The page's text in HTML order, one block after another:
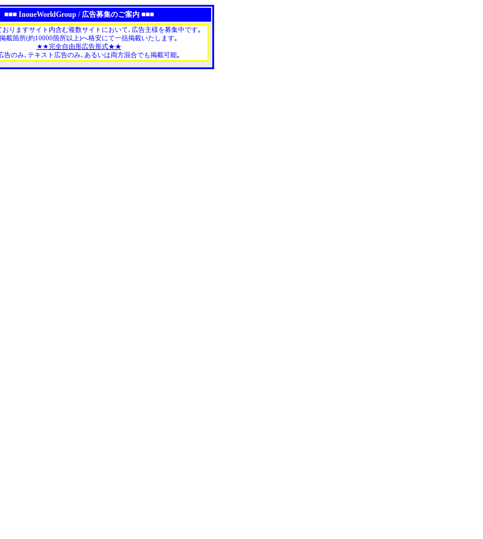
■■■ InoueWorldGroup / 広告募集のご案内 ■■■
おりますサイト内含む複数サイトにおいて､広告主様を募集中です｡
載箇所(約10000箇所以上)へ格安にて一括掲載いたします｡
★★完全自由形広告形式★★
告のみ､テキスト広告のみ､あるいは両方混合でも掲載可能｡